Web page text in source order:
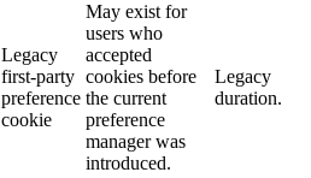
Legacy
first-party
preference
cookie
May exist for
users who
accepted
cookies before
the current
preference
manager was
introduced.
Legacy
duration.